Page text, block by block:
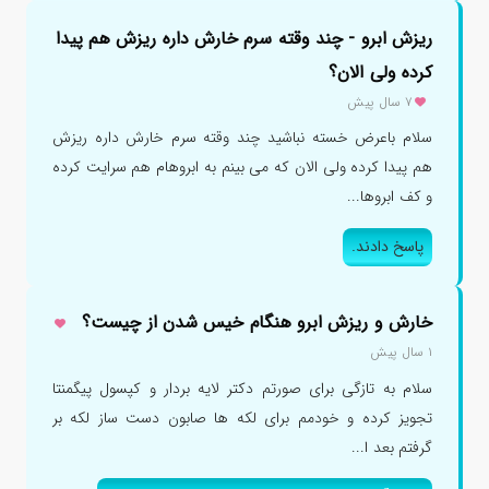
ریزش ابرو - چند وقته سرم خارش داره ریزش هم پیدا
کرده ولی الان؟
۷ سال پیش
سلام باعرض خسته نباشید چند وقته سرم خارش داره ریزش
هم پیدا کرده ولی الان که می بینم به ابروهام هم سرایت کرده
و کف ابروها...
پاسخ دادند.
خارش و ریزش ابرو هنگام خیس شدن از چیست؟
۱ سال پیش
سلام به تازگی برای صورتم دکتر لایه بردار و کپسول پیگمنتا
تجویز کرده و خودمم برای لکه ها صابون دست ساز لکه بر
گرفتم بعد ا...